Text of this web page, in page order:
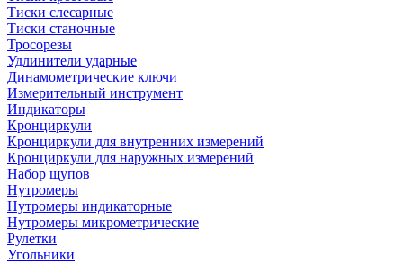
Тиски слесарные
Тиски станочные
Тросорезы
Удлинители ударные
Динамометрические ключи
Измерительный инструмент
Индикаторы
Кронциркули
Кронциркули для внутренних измерений
Кронциркули для наружных измерений
Набор щупов
Нутромеры
Нутромеры индикаторные
Нутромеры микрометрические
Рулетки
Угольники